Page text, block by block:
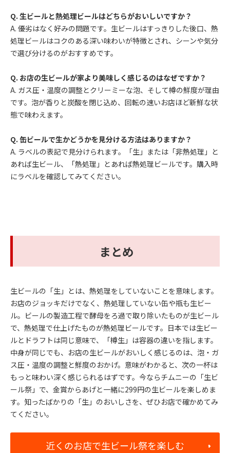
Q. 生ビールと熱処理ビールはどちらがおいしいですか？
A. 優劣はなく好みの問題です。生ビールはすっきりした後口、熱
処理ビールはコクのある深い味わいが特徴とされ、シーンや気分
で選び分けるのがおすすめです。
Q. お店の生ビールが家より美味しく感じるのはなぜですか？
A. ガス圧・温度の調整とクリーミーな泡、そして樽の鮮度が理由
です。泡が香りと炭酸を閉じ込め、回転の速いお店ほど新鮮な状
態で味わえます。
Q. 缶ビールで生かどうかを見分ける方法はありますか？
A. ラベルの表記で見分けられます。「生」または「非熱処理」と
あれば生ビール、「熱処理」とあれば熱処理ビールです。購入時
にラベルを確認してみてください。
まとめ
生ビールの「生」とは、熱処理をしていないことを意味します。
お店のジョッキだけでなく、熱処理していない缶や瓶も生ビー
ル。ビールの製造工程で酵母をろ過で取り除いたものが生ビール
で、熱処理で仕上げたものが熱処理ビールです。日本では生ビー
ルとドラフトは同じ意味で、「樽生」は容器の違いを指します。
中身が同じでも、お店の生ビールがおいしく感じるのは、泡・ガ
ス圧・温度の調整と鮮度のおかげ。意味がわかると、次の一杯は
もっと味わい深く感じられるはずです。今ならチムニーの「生ビ
ール祭」で、金賞からあげと一緒に299円の生ビールを楽しめま
す。知ったばかりの「生」のおいしさを、ぜひお店で確かめてみ
てください。
近くのお店で生ビール祭を楽しむ